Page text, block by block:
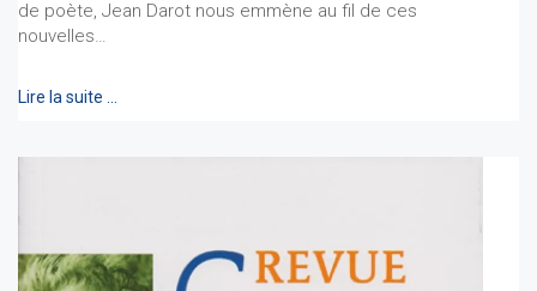
de poète, Jean Darot nous emmène au fil de ces
nouvelles…
Lire la suite …